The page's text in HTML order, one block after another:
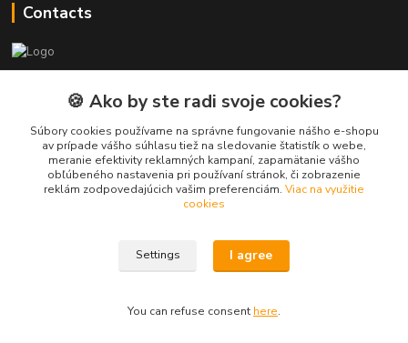
Contacts
+421 915 709 534
(Mo-Fri, 9-17 hod.) or Whatsap 24/7
skifi.space@gmail.com
🍪 Ako by ste radi svoje cookies?
Súbory cookies používame na správne fungovanie nášho e-shopu
av prípade vášho súhlasu tiež na sledovanie štatistík o webe,
meranie efektivity reklamných kampaní, zapamätanie vášho
obľúbeného nastavenia pri používaní stránok, či zobrazenie
reklám zodpovedajúcich vašim preferenciám. Viac na využitie
cookies
Settings I agree
You can refuse consent here.